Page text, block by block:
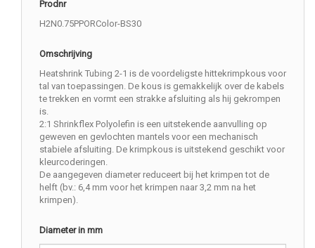
Prodnr
H2N0.75PPORColor-BS30
Omschrijving
Heatshrink Tubing 2-1 is de voordeligste hittekrimpkous voor
tal van toepassingen. De kous is gemakkelijk over de kabels
te trekken en vormt een strakke afsluiting als hij gekrompen
is.
2:1 Shrinkflex Polyolefin is een uitstekende aanvulling op
geweven en gevlochten mantels voor een mechanisch
stabiele afsluiting. De krimpkous is uitstekend geschikt voor
kleurcoderingen.
De aangegeven diameter reduceert bij het krimpen tot de
helft (bv.: 6,4 mm voor het krimpen naar 3,2 mm na het
krimpen).
Diameter in mm